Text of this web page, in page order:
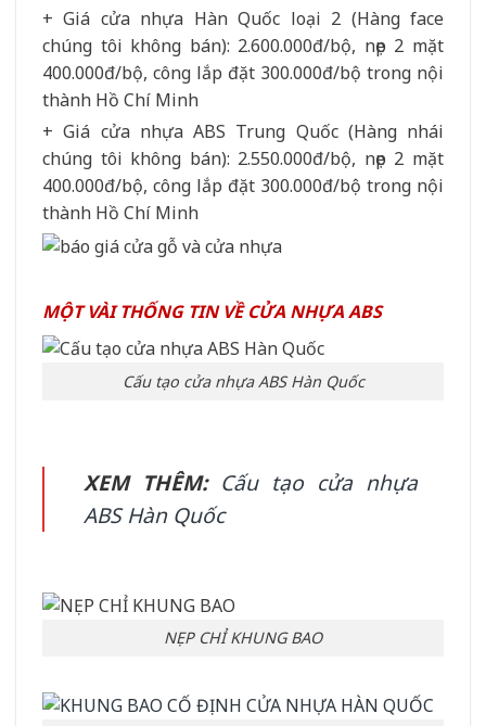
+ Giá cửa nhựa Hàn Quốc loại 2 (Hàng face
chúng tôi không bán): 2.600.000đ/bộ, nẹp 2 mặt
400.000đ/bộ, công lắp đặt 300.000đ/bộ trong nội
thành Hồ Chí Minh
+ Giá cửa nhựa ABS Trung Quốc (Hàng nhái
chúng tôi không bán): 2.550.000đ/bộ, nẹp 2 mặt
400.000đ/bộ, công lắp đặt 300.000đ/bộ trong nội
thành Hồ Chí Minh
MỘT VÀI THỐNG TIN VỀ CỬA NHỰA ABS
Cấu tạo cửa nhựa ABS Hàn Quốc
XEM THÊM: Cấu tạo cửa nhựa
ABS Hàn Quốc
NẸP CHỈ KHUNG BAO